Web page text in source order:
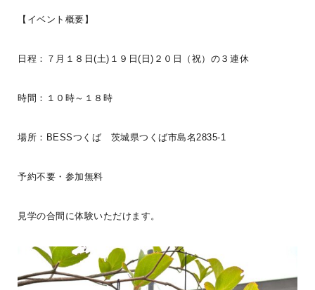
シェア
静岡県浜松市
【イベント概要】
日程：７月１８日(土)１９日(日)２０日（祝）の３連休
時間：１０時～１８時
場所：BESSつくば 茨城県つくば市島名2835-1
予約不要・参加無料
見学の合間に体験いただけます。